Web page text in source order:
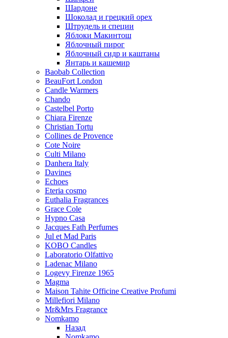
Шардоне
Шоколад и грецкий орех
Штрудель и специи
Яблоки Макинтош
Яблочный пирог
Яблочный сидр и каштаны
Янтарь и кашемир
Baobab Collection
BeauFort London
Candle Warmers
Chando
Castelbel Porto
Chiara Firenze
Christian Tortu
Collines de Provence
Cote Noire
Culti Milano
Danhera Italy
Davines
Echoes
Eteria cosmo
Euthalia Fragrances
Grace Cole
Hypno Casa
Jacques Fath Perfumes
Jul et Mad Paris
KOBO Candles
Laboratorio Olfattivo
Ladenac Milano
Logevy Firenze 1965
Magma
Maison Tahite Officine Creative Profumi
Millefiori Milano
Mr&Mrs Fragrance
Nomkamo
Назад